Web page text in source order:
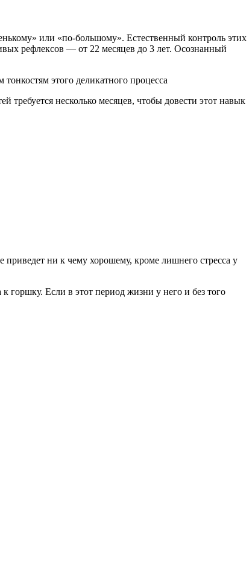
или «по-большому». Естественный контроль этих
рефлексов — от 22 месяцев до 3 лет. Осознанный
этого деликатного процесса
требуется несколько месяцев, чтобы довести этот навык
приведет ни к чему хорошему, кроме лишнего стресса у
горшку. Если в этот период жизни у него и без того